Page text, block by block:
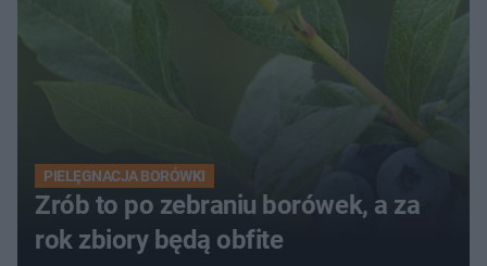
PIELĘGNACJA BORÓWKI
Zrób to po zebraniu borówek, a za
rok zbiory będą obfite